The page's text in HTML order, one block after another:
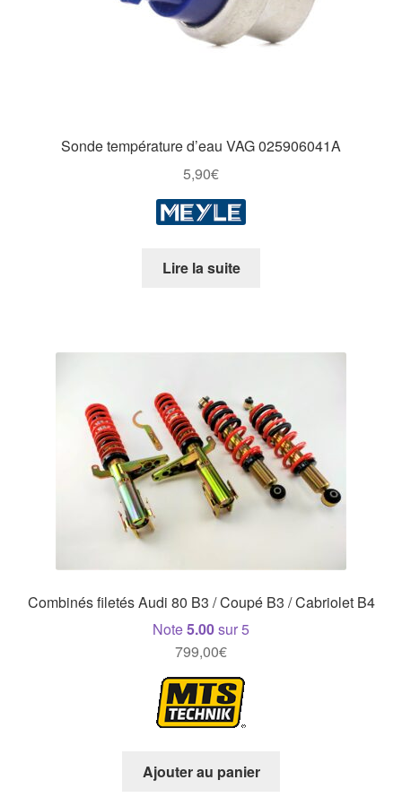
Sonde température d’eau VAG 025906041A
5,90€
Lire la suite
Combinés filetés Audi 80 B3 / Coupé B3 / Cabriolet B4
Note5.00sur 5
799,00€
Ajouter au panier